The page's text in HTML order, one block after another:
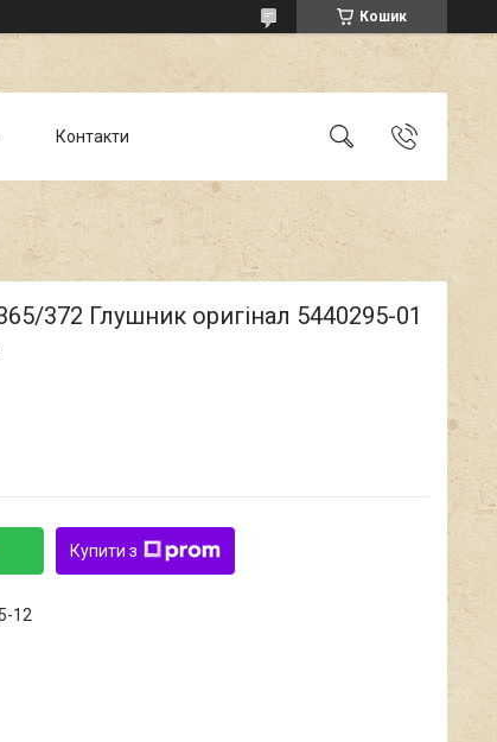
Кошик
Контакти
372 Глушник оригінал 5440295-01
Купити з
12